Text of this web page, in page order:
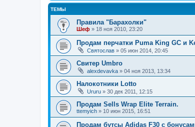
ТЕМЫ
Правила "Барахолки"
Шеф » 18 ноя 2010, 23:20
Продам перчатки Puma King GC и
Святослав » 05 июн 2014, 20:45
Свитер Umbro
alexdevavka » 04 ноя 2013, 13:34
Налокотники Lotto
Ururu » 30 дек 2011, 12:15
Продам Sells Wrap Elite Terrain.
ttemyich » 10 июн 2015, 16:51
Продам бутсы Adidas F30 с